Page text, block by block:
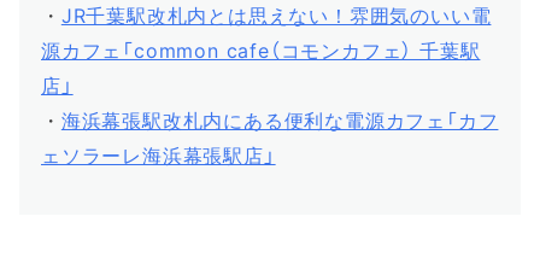
・ JR千葉駅改札内とは思えない！雰囲気のいい電
源カフェ「common cafe（コモンカフェ） 千葉駅
店」
・ 海浜幕張駅改札内にある便利な電源カフェ「カフ
ェソラーレ海浜幕張駅店」